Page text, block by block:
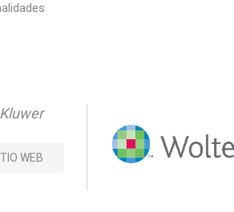
WEB